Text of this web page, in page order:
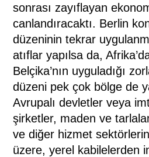
sonrası zayıflayan
canlandıracaktı. Berlin
düzeninin tekrar
atıflar yapılsa da,
Belçika’nın uyguladığı
düzeni pek çok bölge de
Avrupalı devletler veya
şirketler, maden ve
ve diğer hizmet
üzere, yerel kabilelerden